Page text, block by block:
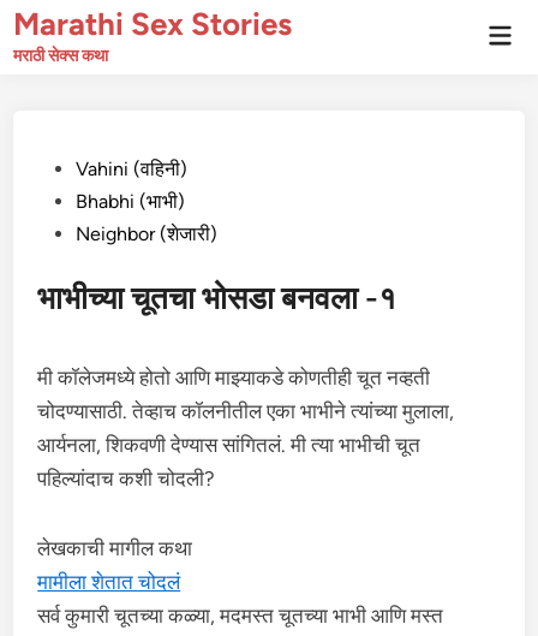
Skip
toMarathi Sex Stories
मराठी सेक्स कथा
PostedVahini (वहिनी)
Bhabhi (भाभी)
Neighbor (शेजारी)
भाभीच्या चूतचा भोसडा बनवला -१
मी कॉलेजमध्ये होतो आणि माझ्याकडे कोणतीही चूत नव्हती
चोदण्यासाठी. तेव्हाच कॉलनीतील एका भाभीने त्यांच्या मुलाला,
आर्यनला, शिकवणी देण्यास सांगितलं. मी त्या भाभीची चूत
पहिल्यांदाच कशी चोदली?
लेखकाची मागील कथा
मामीला शेतात चोदलं
सर्व कुमारी चूतच्या कळ्या, मदमस्त चूतच्या भाभी आणि मस्त